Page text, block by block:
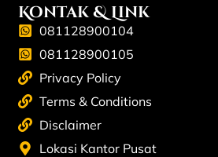
Kontak & Link
081128900104
081128900105
Privacy Policy
Terms & Conditions
Disclaimer
Lokasi Kantor Pusat